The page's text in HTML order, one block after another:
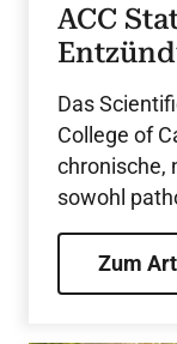
ACC
Das
College of
chronische,
sowohl
klinisch
Diagnostik
Zum